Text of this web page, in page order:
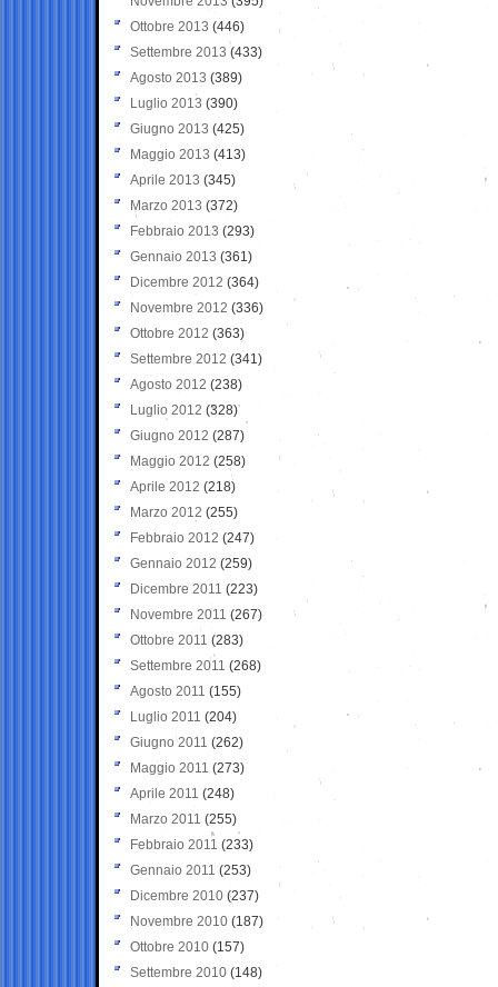
Ottobre 2013 (446)
Settembre 2013 (433)
Agosto 2013 (389)
Luglio 2013 (390)
Giugno 2013 (425)
Maggio 2013 (413)
Aprile 2013 (345)
Marzo 2013 (372)
Febbraio 2013 (293)
Gennaio 2013 (361)
Dicembre 2012 (364)
Novembre 2012 (336)
Ottobre 2012 (363)
Settembre 2012 (341)
Agosto 2012 (238)
Luglio 2012 (328)
Giugno 2012 (287)
Maggio 2012 (258)
Aprile 2012 (218)
Marzo 2012 (255)
Febbraio 2012 (247)
Gennaio 2012 (259)
Dicembre 2011 (223)
Novembre 2011 (267)
Ottobre 2011 (283)
Settembre 2011 (268)
Agosto 2011 (155)
Luglio 2011 (204)
Giugno 2011 (262)
Maggio 2011 (273)
Aprile 2011 (248)
Marzo 2011 (255)
Febbraio 2011 (233)
Gennaio 2011 (253)
Dicembre 2010 (237)
Novembre 2010 (187)
Ottobre 2010 (157)
Settembre 2010 (148)